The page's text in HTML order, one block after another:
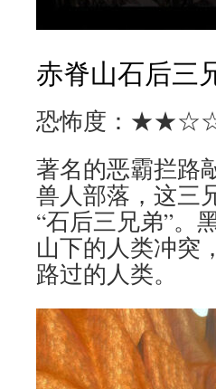
赤脊山石后三
恐怖度：
著名的恶霸拦路
兽人部落，这三
“石后三兄弟”。
山下的人类冲突
路过的人类。